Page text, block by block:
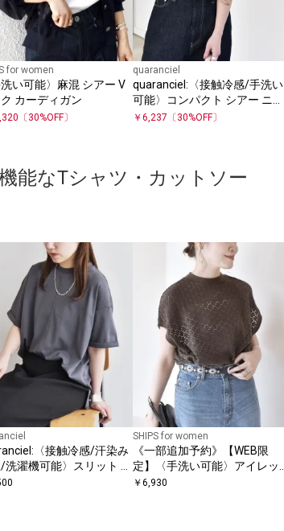
for women
洗い可能〉麻混 シアー V
カーディガン
〔30%OFF〕
quaranciel
quaranciel:〈接触冷感/手洗い
可能〉コンパクト シアー ニッ
ト TEE
￥ 6,237 〔30%OFF〕
能なTシャツ・カットソー
〈接触冷感/汗染み
洗濯機可能〉スリット ル
チュニック TEE
SHIPS for women
《一部追加予約》【WEB限
定】〈手洗い可能〉アイレッ
ト クルーネック プルオーバー
￥ 6,930